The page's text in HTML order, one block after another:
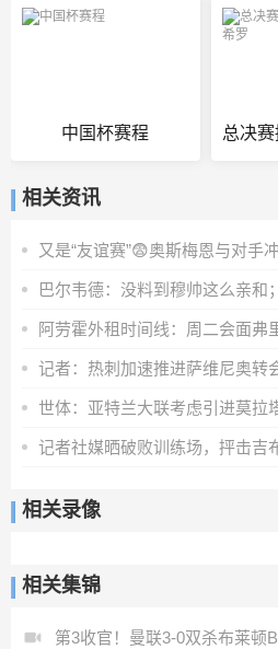
中国杯赛程
相关资讯
记者：热刺加速推进萨维尼奥转
相关录像
相关集锦